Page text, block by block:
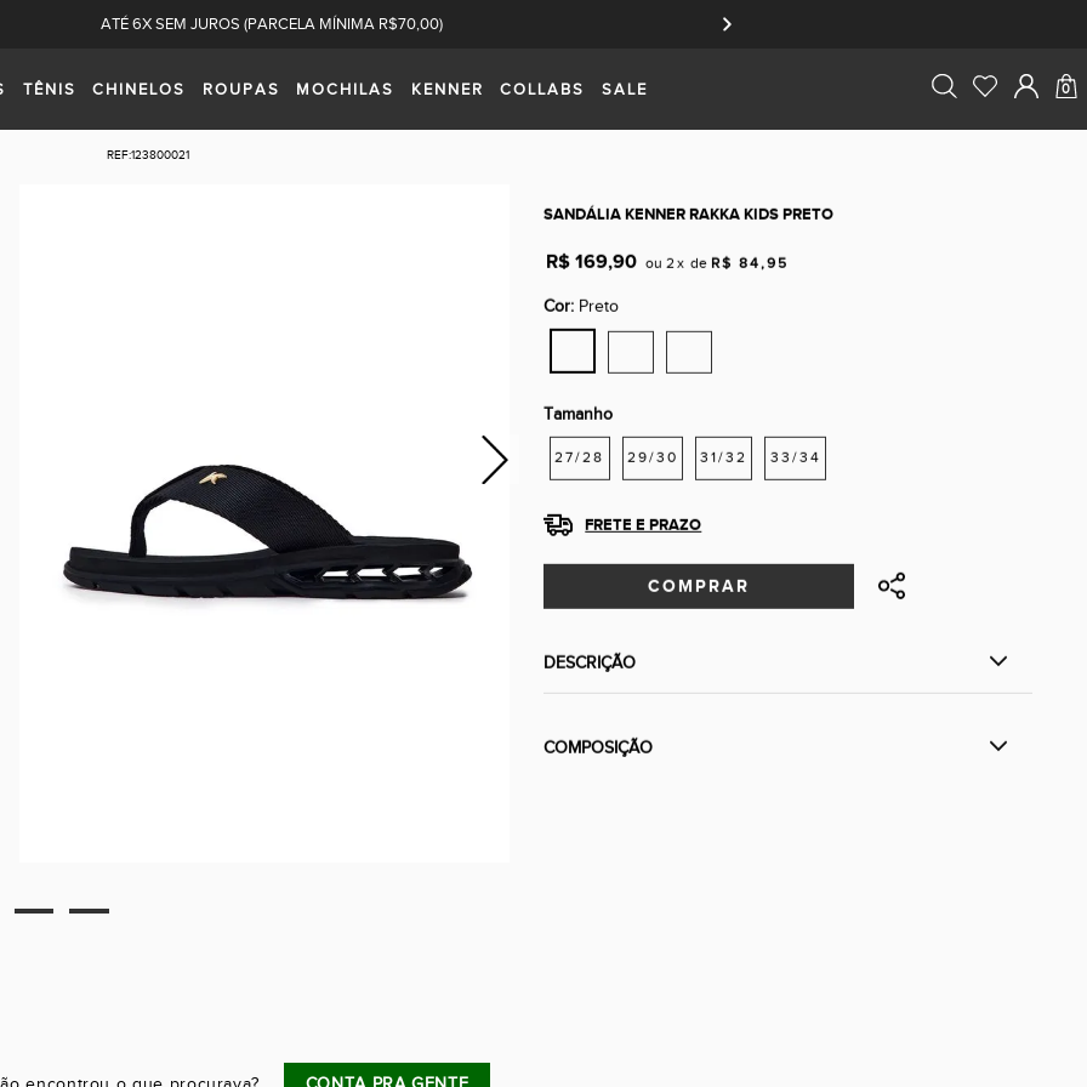
ATÉ 6X SEM JUROS (PARCELA MÍNIMA R$70,00)
TÊNIS CHINELOS ROUPAS MOCHILAS KENNER COLLABS SALE 0
REF:123800021
Next
SANDÁLIA KENNER RAKKA KIDS PRETO
POR:
R$ 169,90 ou2x de R$ 84,95
Cor: Preto
Tamanho
27/28 29/30 31/32 33/34
FRETE E PRAZO
COMPRAR
DESCRIÇÃO
COMPOSIÇÃO